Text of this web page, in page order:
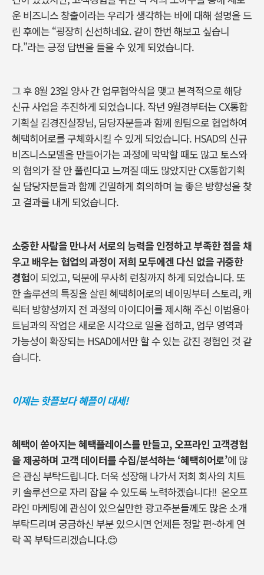
운 비즈니스 창출이라는 우리가 생각하는 바에 대해 설명을 드
린 후에는 “굉장히 신선하네요. 같이 한번 해보고 싶습니
다.”라는 긍정 답변을 들을 수 있게 되었습니다.
그 후 8월 23일 양사 간 업무협약식을 맺고 본격적으로 해당
신규 사업을 추진하게 되었습니다. 작년 9월경부터는 CX통합
기획실 김경진실장님, 담당자분들과 함께 원팀으로 협업하여
혜택히어로를 구체화시킬 수 있게 되었습니다. HSAD의 신규
비즈니스모델을 만들어가는 과정에 막막할 때도 많고 토스와
의 협의가 잘 안 풀린다고 느껴질 때도 많았지만 CX통합기획
실 담당자분들과 함께 긴밀하게 회의하며 늘 좋은 방향성을 찾
고 결과를 내게 되었습니다.
소중한 사람을 만나서 서로의 능력을 인정하고 부족한 점을 채
우고 배우는 협업의 과정이 저희 모두에겐 다신 없을 귀중한
경험이 되었고, 덕분에 무사히 런칭까지 하게 되었습니다. 또
한 솔루션의 특징을 살린 혜택히어로의 네이밍부터 스토리, 캐
릭터 방향성까지 전 과정의 아이디어를 제시해 주신 이범용아
트님과의 작업은 새로운 시각으로 일을 접하고, 업무 영역과
가능성이 확장되는 HSAD에서만 할 수 있는 값진 경험인 것 같
습니다.
이제는 핫플보다 혜플이 대세!
혜택이 쏟아지는 혜택플레이스를 만들고, 오프라인 고객경험
을 제공하며 고객 데이터를 수집/분석하는 ‘혜택히어로’에 많
은 관심 부탁드립니다. 더욱 성장해 나가서 저희 회사의 치트
키 솔루션으로 자리 잡을 수 있도록 노력하겠습니다!! 온오프
라인 마케팅에 관심이 있으실만한 광고주분들께도 많은 소개
부탁드리며 궁금하신 부분 있으시면 언제든 정말 편~하게 연
락 꼭 부탁드리겠습니다.😊